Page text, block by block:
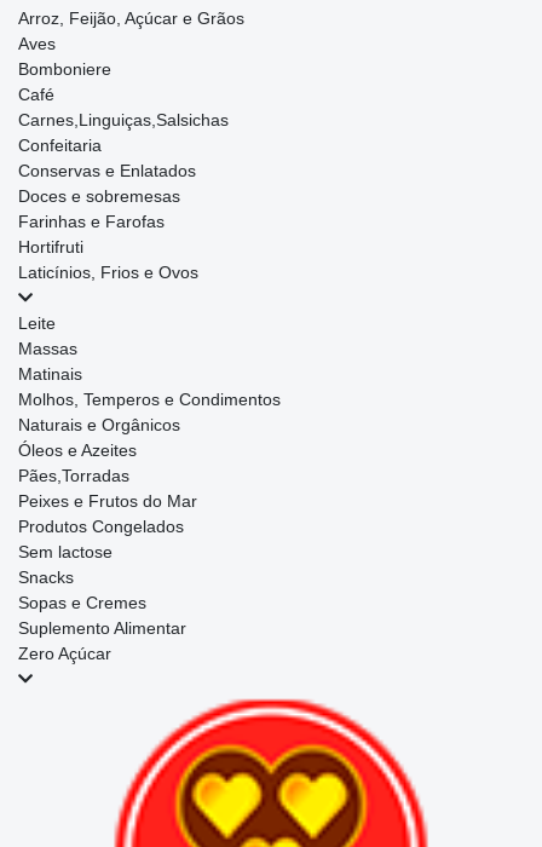
Arroz, Feijão, Açúcar e Grãos
Aves
Bomboniere
Café
Carnes,Linguiças,Salsichas
Confeitaria
Conservas e Enlatados
Doces e sobremesas
Farinhas e Farofas
Hortifruti
Laticínios, Frios e Ovos
Leite
Massas
Matinais
Molhos, Temperos e Condimentos
Naturais e Orgânicos
Óleos e Azeites
Pães,Torradas
Peixes e Frutos do Mar
Produtos Congelados
Sem lactose
Snacks
Sopas e Cremes
Suplemento Alimentar
Zero Açúcar